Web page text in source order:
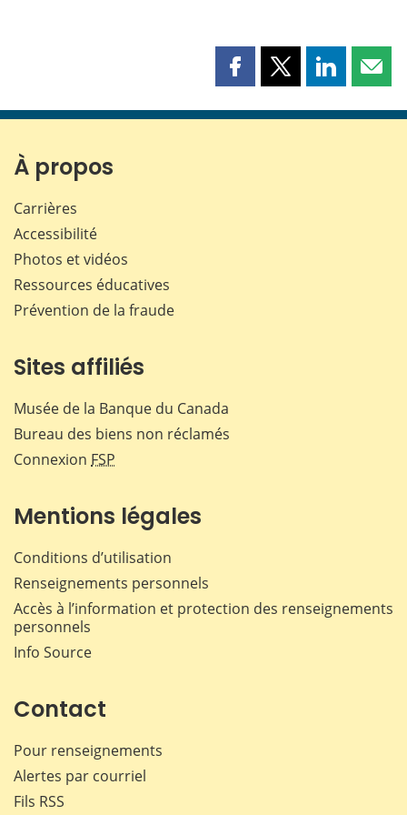
Partager
page
Partager
page
Partager
page page
À propos
Carrières
Accessibilité
Photos et vidéos
Ressources éducatives
Prévention de la fraude
Sites affiliés
Musée de la Banque du Canada
Bureau des biens non réclamés
Connexion FSP
Mentions légales
Conditions d’utilisation
Renseignements personnels
Accès à l’information et protection des renseignements
personnels
Info Source
Contact
Pour renseignements
Alertes par courriel
Fils RSS